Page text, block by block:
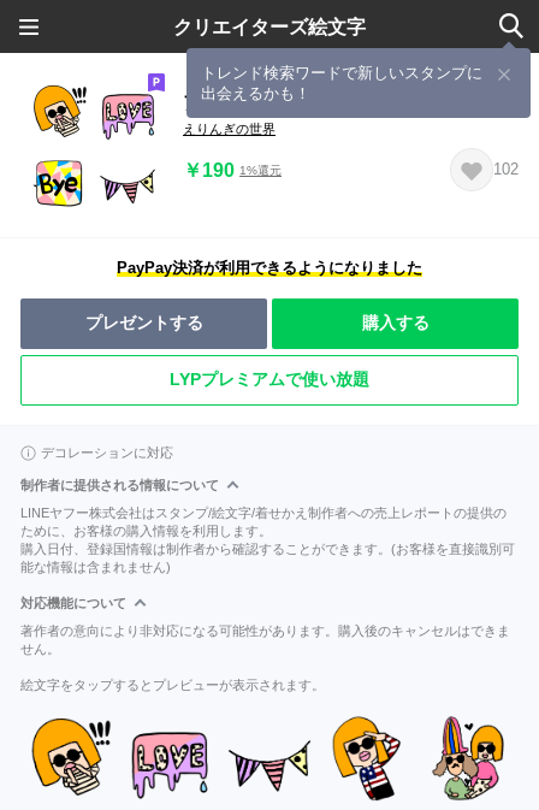
クリエイターズ絵文字
トレンド検索ワードで新しいスタンプに
出会えるかも！
アメリカかじるその3
えりんぎの世界
￥190 1%還元 102
PayPay決済が利用できるようになりました
プレゼントする 購入する
LYPプレミアムで使い放題
デコレーションに対応
制作者に提供される情報について
LINEヤフー株式会社はスタンプ/絵文字/着せかえ制作者への売上レポートの提供の
ために、お客様の購入情報を利用します。
購入日付、登録国情報は制作者から確認することができます。(お客様を直接識別可
能な情報は含まれません)
対応機能について
著作者の意向により非対応になる可能性があります。購入後のキャンセルはできま
せん。
絵文字をタップするとプレビューが表示されます。